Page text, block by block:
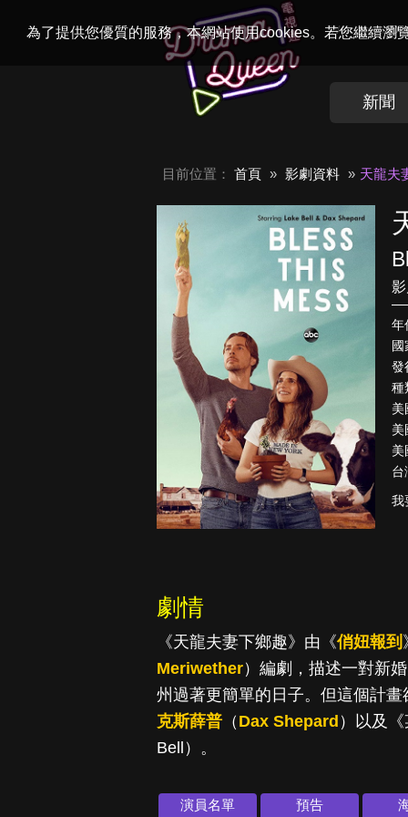
為了提供您優質的服務，本網站使用cookies。若您繼續瀏
Welcome to
新聞
目前位置： 首頁 影劇資料 天龍夫
年
國
發
種
美
美
美
台
我
劇情
《天龍夫妻下鄉趣》由《俏妞報到
Meriwether）編劇，描述一對新
州過著更簡單的日子。但這個計
克斯薛普 （ Dax Shepard ）以及
Bell）。
演員名單 預告
古柯鹼教母葛
蕾斯達